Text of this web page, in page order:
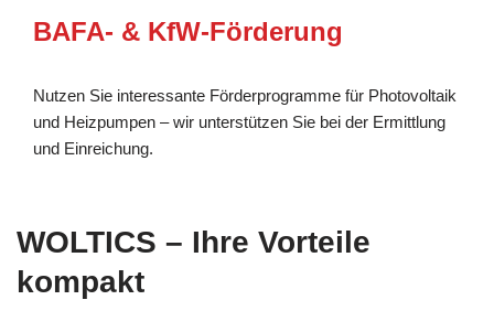
BAFA- & KfW-Förderung
Nutzen Sie interessante Förderprogramme für Photovoltaik
und Heizpumpen – wir unterstützen Sie bei der Ermittlung
und Einreichung.
WOLTICS – Ihre Vorteile
kompakt